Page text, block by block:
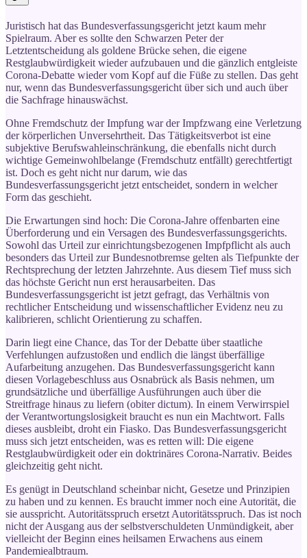
Juristisch hat das Bundesverfassungsgericht jetzt kaum mehr
Spielraum. Aber es sollte den Schwarzen Peter der
Letztentscheidung als goldene Brücke sehen, die eigene
Restglaubwürdigkeit wieder aufzubauen und die gänzlich entgleiste
Corona-Debatte wieder vom Kopf auf die Füße zu stellen. Das geht
nur, wenn das Bundesverfassungsgericht über sich und auch über
die Sachfrage hinauswächst.
Ohne Fremdschutz der Impfung war der Impfzwang eine Verletzung
der körperlichen Unversehrtheit. Das Tätigkeitsverbot ist eine
subjektive Berufswahleinschränkung, die ebenfalls nicht durch
wichtige Gemeinwohlbelange (Fremdschutz entfällt) gerechtfertigt
ist. Doch es geht nicht nur darum, wie das
Bundesverfassungsgericht jetzt entscheidet, sondern in welcher
Form das geschieht.
Die Erwartungen sind hoch: Die Corona-Jahre offenbarten eine
Überforderung und ein Versagen des Bundesverfassungsgerichts.
Sowohl das Urteil zur einrichtungsbezogenen Impfpflicht als auch
besonders das Urteil zur Bundesnotbremse gelten als Tiefpunkte der
Rechtsprechung der letzten Jahrzehnte. Aus diesem Tief muss sich
das höchste Gericht nun erst herausarbeiten. Das
Bundesverfassungsgericht ist jetzt gefragt, das Verhältnis von
rechtlicher Entscheidung und wissenschaftlicher Evidenz neu zu
kalibrieren, schlicht Orientierung zu schaffen.
Darin liegt eine Chance, das Tor der Debatte über staatliche
Verfehlungen aufzustoßen und endlich die längst überfällige
Aufarbeitung anzugehen. Das Bundesverfassungsgericht kann
diesen Vorlagebeschluss aus Osnabrück als Basis nehmen, um
grundsätzliche und überfällige Ausführungen auch über die
Streitfrage hinaus zu liefern (obiter dictum). In einem Verwirrspiel
der Verantwortungslosigkeit braucht es nun ein Machtwort. Falls
dieses ausbleibt, droht ein Fiasko. Das Bundesverfassungsgericht
muss sich jetzt entscheiden, was es retten will: Die eigene
Restglaubwürdigkeit oder ein doktrinäres Corona-Narrativ. Beides
gleichzeitig geht nicht.
Es genügt in Deutschland scheinbar nicht, Gesetze und Prinzipien
zu haben und zu kennen. Es braucht immer noch eine Autorität, die
sie ausspricht. Autoritätsspruch ersetzt Autoritätsspruch. Das ist noch
nicht der Ausgang aus der selbstverschuldeten Unmündigkeit, aber
vielleicht der Beginn eines heilsamen Erwachens aus einem
Pandemiealbtraum.